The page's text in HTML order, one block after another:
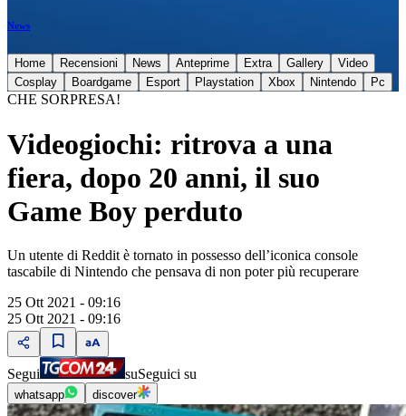
News
Home Recensioni News Anteprime Extra Gallery
Video
Cosplay
Boardgame Esport Playstation Xbox Nintendo Pc
CHE SORPRESA!
Videogiochi: ritrova a una
fiera, dopo 20 anni, il suo
Game Boy perduto
Un utente di Reddit è tornato in possesso dell’iconica console
tascabile di Nintendo che pensava di non poter più recuperare
25 Ott 2021 - 09:16
25 Ott 2021 - 09:16
Segui suSeguici su
whatsapp discover